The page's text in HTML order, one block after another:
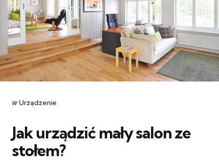
Categories
post
w Urządzenie
Jak urządzić mały salon ze
stołem?